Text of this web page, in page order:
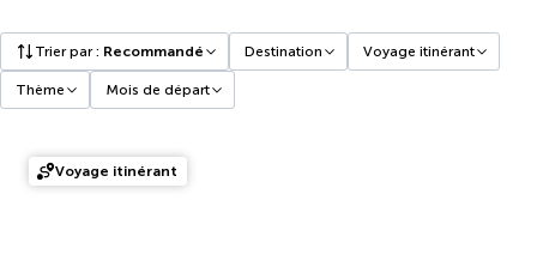
Trier par: Recommandé Destination Voyage itinérant
Thème Mois de départ
Voyage itinérant